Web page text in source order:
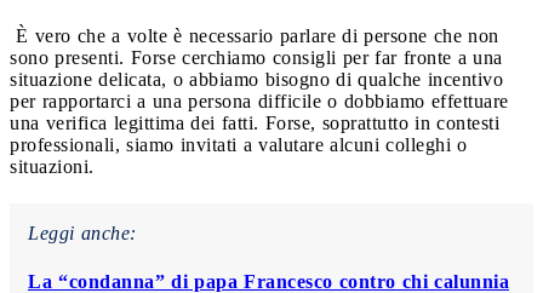
È vero che a volte è necessario parlare di persone che non
sono presenti. Forse cerchiamo consigli per far fronte a una
situazione delicata, o abbiamo bisogno di qualche incentivo
per rapportarci a una persona difficile o dobbiamo effettuare
una verifica legittima dei fatti. Forse, soprattutto in contesti
professionali, siamo invitati a valutare alcuni colleghi o
situazioni.
Leggi anche:
La “condanna” di papa Francesco contro chi calunnia